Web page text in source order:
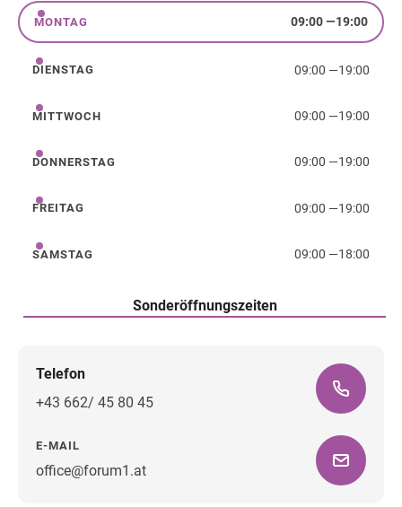
Montag
MONTAG 09:00—19:00
Dienstag
DIENSTAG 09:00 —19:00
Mittwoch
MITTWOCH 09:00 —19:00
Donnerstag
DONNERSTAG 09:00 —19:00
Freitag
FREITAG 09:00 —19:00
Samstag
SAMSTAG 09:00 —18:00
Sonderöffnungszeiten
Telefon
+43 662/ 45 80 45
E-MAIL
office@forum1.at